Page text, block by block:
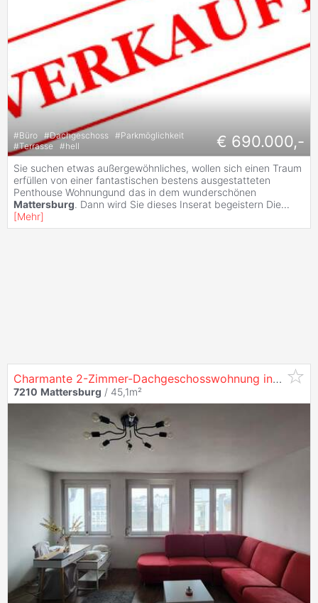
#Büro #Dachgeschoss #Parkmöglichkeit
#Terrasse #hell € 690.000,-
Sie suchen etwas außergewöhnliches, wollen sich einen Traum
erfüllen von einer fantastischen bestens ausgestatteten
Penthouse Wohnungund das in dem wunderschönen
Mattersburg. Dann wird Sie dieses Inserat begeistern Die...
[Mehr]
Charmante 2-Zimmer-Dachgeschosswohnung in
7210 Mattersburg / 45,1m²